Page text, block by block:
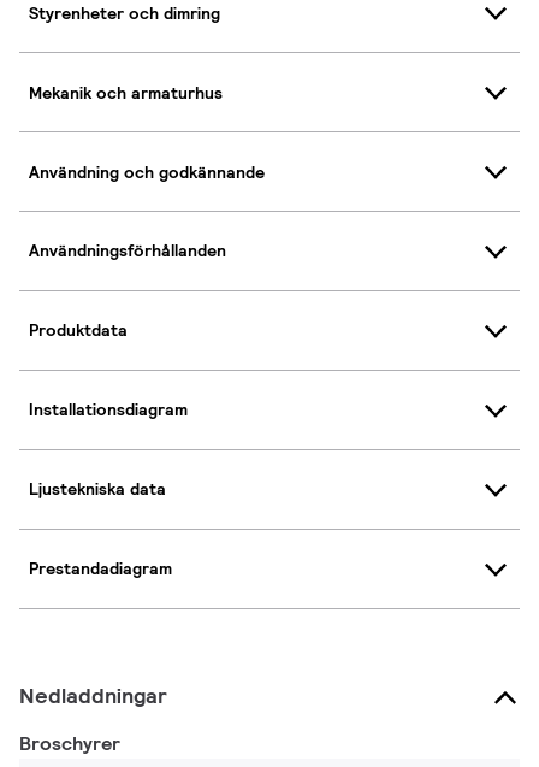
Styrenheter och dimring
Mekanik och armaturhus
Användning och godkännande
Användningsförhållanden
Produktdata
Installationsdiagram
Ljustekniska data
Prestandadiagram
Nedladdningar
Broschyrer